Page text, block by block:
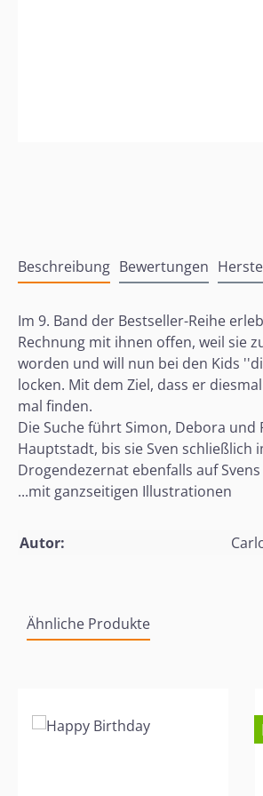
Beschreibung Bewertungen
Im 9. Band der Bestseller-Reihe
Rechnung mit ihnen offen, weil sie
worden und will nun bei den Kids
locken. Mit dem Ziel, dass er
mal finden.
Die Suche führt Simon, Debora
Hauptstadt, bis sie Sven
Drogendezernat ebenfalls auf Svens
...mit ganzseitigen Illustrationen
Autor:
Ähnliche Produkte